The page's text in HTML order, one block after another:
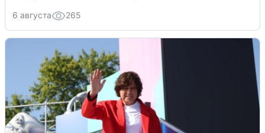
6 августа 265